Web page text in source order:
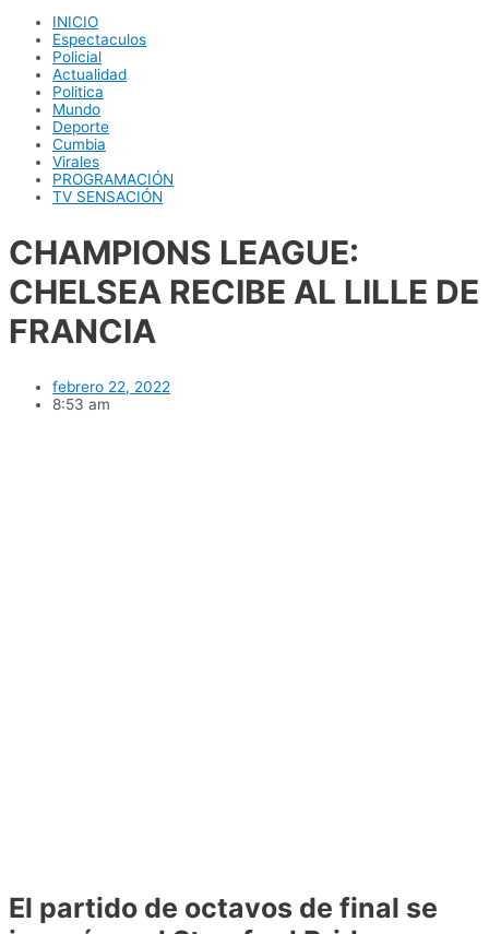
INICIO
Espectaculos
Policial
Actualidad
Politica
Mundo
Deporte
Cumbia
Virales
PROGRAMACIÓN
TV SENSACIÓN
CHAMPIONS LEAGUE:
CHELSEA RECIBE AL LILLE DE
FRANCIA
febrero 22, 2022
8:53 am
El partido de octavos de final se